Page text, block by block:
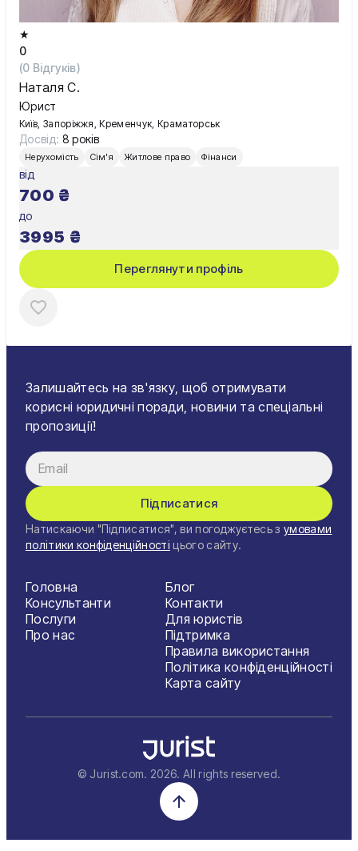
★
0
(0 Відгуків)
Наталя С.
Юрист
Київ, Запоріжжя, Кременчук, Краматорськ
Досвід: 8 років
Нерухомість Сім'я Житлове право Фінанси
від
700 ₴
до
3995 ₴
Переглянути профіль
Залишайтесь на зв'язку, щоб отримувати
корисні юридичні поради, новини та спеціальні
пропозиції!
Підписатися
Натискаючи "Підписатися", ви погоджуєтесь з умовами
політики конфіденційності цього сайту.
Головна
Консультанти
Послуги
Про нас
Блог
Контакти
Для юристів
Підтримка
Правила використання
Політика конфіденційності
Карта сайту
© Jurist.com. 2026. All rights reserved.